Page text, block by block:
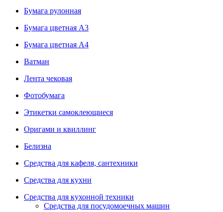
Бумага рулонная
Бумага цветная А3
Бумага цветная А4
Ватман
Лента чековая
Фотобумага
Этикетки самоклеющиеся
Оригами и квиллинг
Белизна
Средства для кафеля, сантехники
Средства для кухни
Средства для кухонной техники
Средства для посудомоечных машин